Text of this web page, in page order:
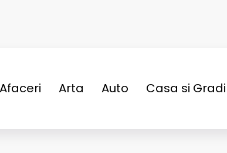
Afaceri Arta Auto Casa si